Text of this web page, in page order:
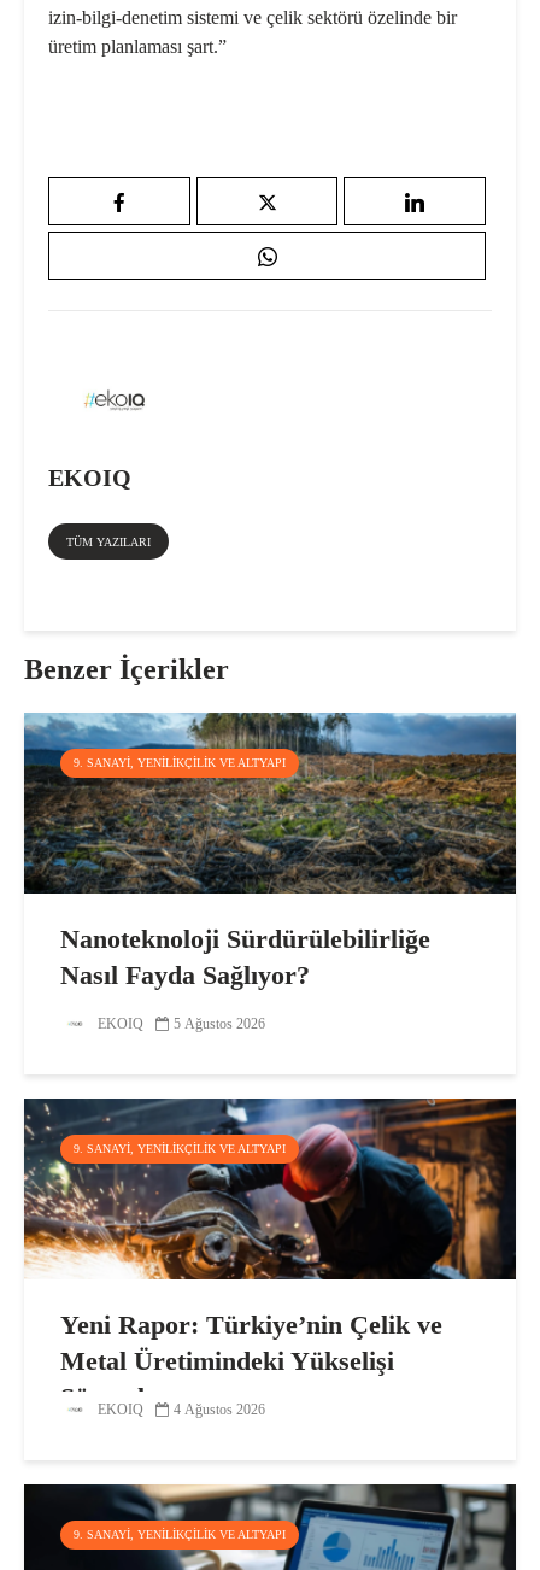
izin-bilgi-denetim sistemi ve çelik sektörü özelinde bir
üretim planlaması şart.”
EKOIQ
TÜM YAZILARI
Benzer İçerikler
9. SANAYI, YENILIKÇILIK VE ALTYAPI
Nanoteknoloji Sürdürülebilirliğe
Nasıl Fayda Sağlıyor?
EKOIQ 5 Ağustos 2026
9. SANAYI, YENILIKÇILIK VE ALTYAPI
Yeni Rapor: Türkiye’nin Çelik ve
Metal Üretimindeki Yükselişi
Sürecek
EKOIQ 4 Ağustos 2026
9. SANAYI, YENILIKÇILIK VE ALTYAPI